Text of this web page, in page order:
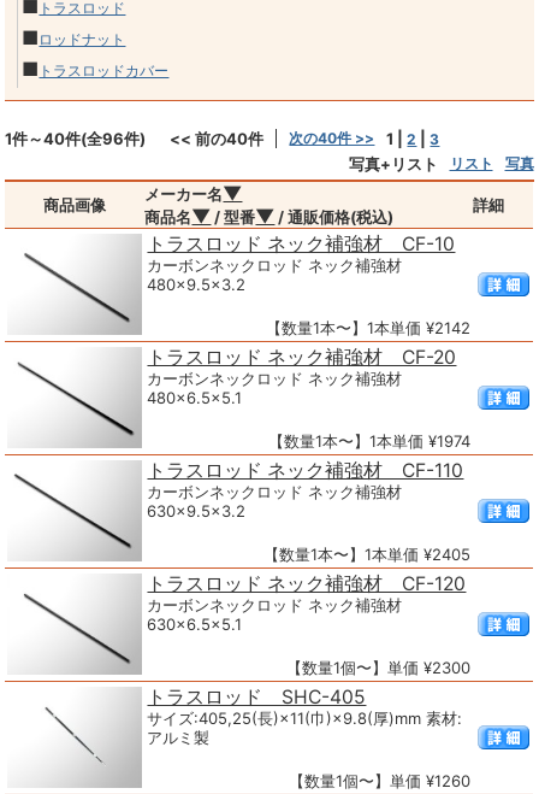
■ トラスロッド
■ ロッドナット
■ トラスロッドカバー
1件～40件(全96件) << 前の40件 次の40件 >> 1 |2 |3
写真+リスト リスト 写真
商品画像
メーカー名▼
商品名▼ / 型番▼ / 通販価格(税込)
詳細
トラスロッド ネック補強材 CF-10
カーボンネックロッド ネック補強材
480×9.5×3.2
【数量1本〜】1本単価 ¥2142
トラスロッド ネック補強材 CF-20
カーボンネックロッド ネック補強材
480×6.5×5.1
【数量1本〜】1本単価 ¥1974
トラスロッド ネック補強材 CF-110
カーボンネックロッド ネック補強材
630×9.5×3.2
【数量1本〜】1本単価 ¥2405
トラスロッド ネック補強材 CF-120
カーボンネックロッド ネック補強材
630×6.5×5.1
【数量1個〜】単価 ¥2300
トラスロッド SHC-405
サイズ:405,25(長)×11(巾)×9.8(厚)mm 素材:
アルミ製
【数量1個〜】単価 ¥1260